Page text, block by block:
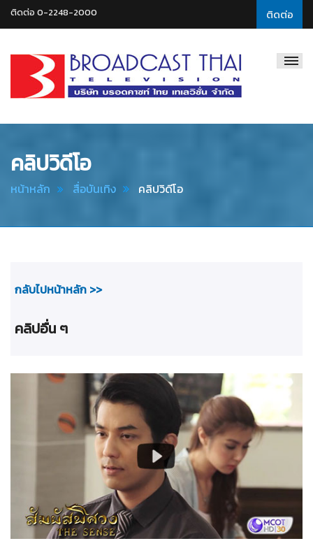
ติดต่อ
ติดต่อ 0-2248-2000
Thai
คลิปวิดีโอ
หน้าหลัก สื่อบันเทิง คลิปวิดีโอ
กลับไปหน้าหลัก >>
คลิปอื่น ๆ
05-09-2564
สัมผัสพิศวง